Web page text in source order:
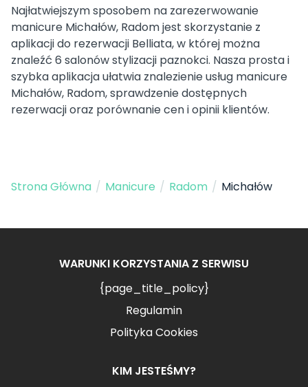
Najłatwiejszym sposobem na zarezerwowanie
manicure Michałów, Radom jest skorzystanie z
aplikacji do rezerwacji Belliata, w której można
znaleźć 6 salonów stylizacji paznokci. Nasza prosta i
szybka aplikacja ułatwia znalezienie usług manicure
Michałów, Radom, sprawdzenie dostępnych
rezerwacji oraz porównanie cen i opinii klientów.
Strona Główna / Manicure / Radom / Michałów
WARUNKI KORZYSTANIA Z SERWISU
{page_title_policy}
Regulamin
Polityka Cookies
KIM JESTEŚMY?